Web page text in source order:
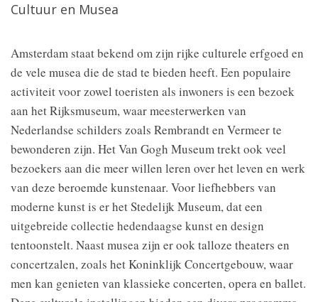
Cultuur en Musea
Amsterdam staat bekend om zijn rijke culturele erfgoed en
de vele musea die de stad te bieden heeft. Een populaire
activiteit voor zowel toeristen als inwoners is een bezoek
aan het Rijksmuseum, waar meesterwerken van
Nederlandse schilders zoals Rembrandt en Vermeer te
bewonderen zijn. Het Van Gogh Museum trekt ook veel
bezoekers aan die meer willen leren over het leven en werk
van deze beroemde kunstenaar. Voor liefhebbers van
moderne kunst is er het Stedelijk Museum, dat een
uitgebreide collectie hedendaagse kunst en design
tentoonstelt. Naast musea zijn er ook talloze theaters en
concertzalen, zoals het Koninklijk Concertgebouw, waar
men kan genieten van klassieke concerten, opera en ballet.